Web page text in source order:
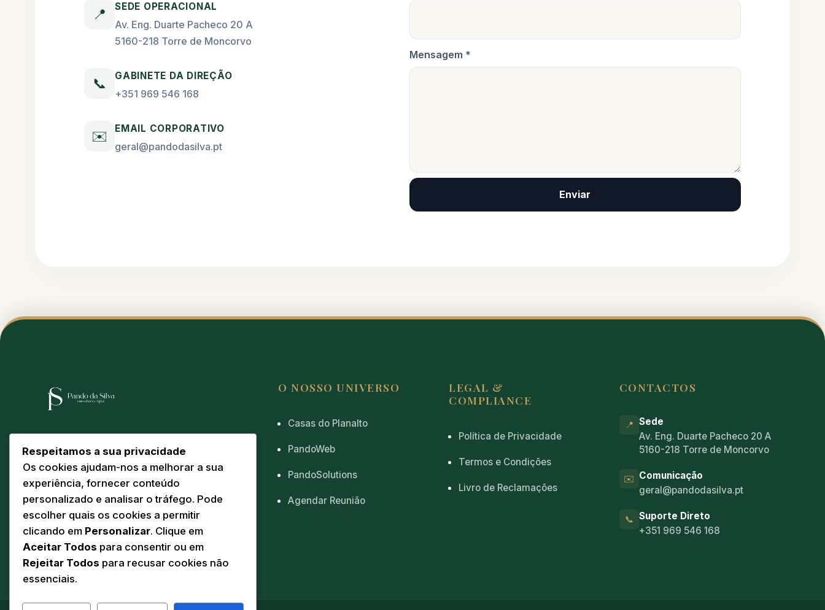
📍 SEDE OPERACIONAL
Av. Eng. Duarte Pacheco 20 A
5160-218 Torre de Moncorvo
📞 GABINETE DA DIREÇÃO
+351 969 546 168
✉️ EMAIL CORPORATIVO
geral@pandodasilva.pt
Mensagem *
Enviar
instituições que exigem solidez, ética e
escala. Sediados em Torre de Moncorvo,
servimos o futuro a partir do coração do
O NOSSO UNIVERSO
Casas do Planalto
PandoWeb
PandoSolutions
Agendar Reunião
LEGAL &
COMPLIANCE
Política de Privacidade
Termos e Condições
Livro de Reclamações
CONTACTOS
📍 Sede
Av. Eng. Duarte Pacheco 20 A
5160-218 Torre de Moncorvo
✉️ Comunicação
geral@pandodasilva.pt
📞 Suporte Direto
+351 969 546 168
Respeitamos a sua privacidade
Os cookies ajudam-nos a melhorar a sua
experiência, fornecer conteúdo
personalizado e analisar o tráfego. Pode
escolher quais os cookies a permitir
clicando em Personalizar. Clique em
Aceitar Todos para consentir ou em
Rejeitar Todos para recusar cookies não
essenciais.